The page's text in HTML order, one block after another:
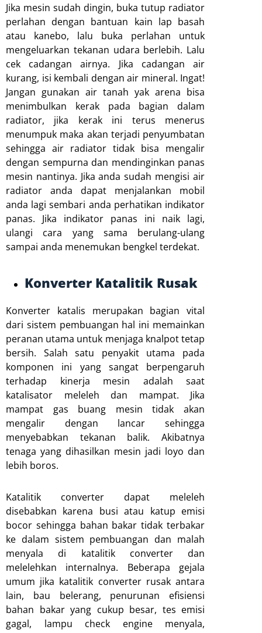
Jika mesin sudah dingin, buka tutup radiator
perlahan dengan bantuan kain lap basah
atau kanebo, lalu buka perlahan untuk
mengeluarkan tekanan udara berlebih. Lalu
cek cadangan airnya. Jika cadangan air
kurang, isi kembali dengan air mineral. Ingat!
Jangan gunakan air tanah yak arena bisa
menimbulkan kerak pada bagian dalam
radiator, jika kerak ini terus menerus
menumpuk maka akan terjadi penyumbatan
sehingga air radiator tidak bisa mengalir
dengan sempurna dan mendinginkan panas
mesin nantinya. Jika anda sudah mengisi air
radiator anda dapat menjalankan mobil
anda lagi sembari anda perhatikan indikator
panas. Jika indikator panas ini naik lagi,
ulangi cara yang sama berulang-ulang
sampai anda menemukan bengkel terdekat.
Konverter Katalitik Rusak
Konverter katalis merupakan bagian vital
dari sistem pembuangan hal ini memainkan
peranan utama untuk menjaga knalpot tetap
bersih. Salah satu penyakit utama pada
komponen ini yang sangat berpengaruh
terhadap kinerja mesin adalah saat
katalisator meleleh dan mampat. Jika
mampat gas buang mesin tidak akan
mengalir dengan lancar sehingga
menyebabkan tekanan balik. Akibatnya
tenaga yang dihasilkan mesin jadi loyo dan
lebih boros.
Katalitik converter dapat meleleh
disebabkan karena busi atau katup emisi
bocor sehingga bahan bakar tidak terbakar
ke dalam sistem pembuangan dan malah
menyala di katalitik converter dan
melelehkan internalnya. Beberapa gejala
umum jika katalitik converter rusak antara
lain, bau belerang, penurunan efisiensi
bahan bakar yang cukup besar, tes emisi
gagal, lampu check engine menyala,